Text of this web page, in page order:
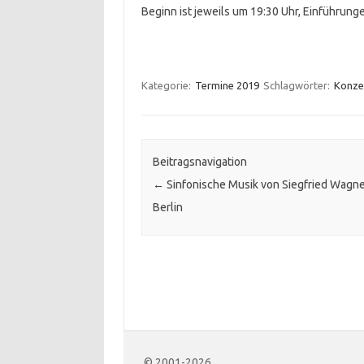
Beginn ist jeweils um 19:30 Uhr,
Kategorie: Termine 2019 Schlagwörter:
Beitragsnavigation
← Sinfonische Musik von Siegfried
Berlin